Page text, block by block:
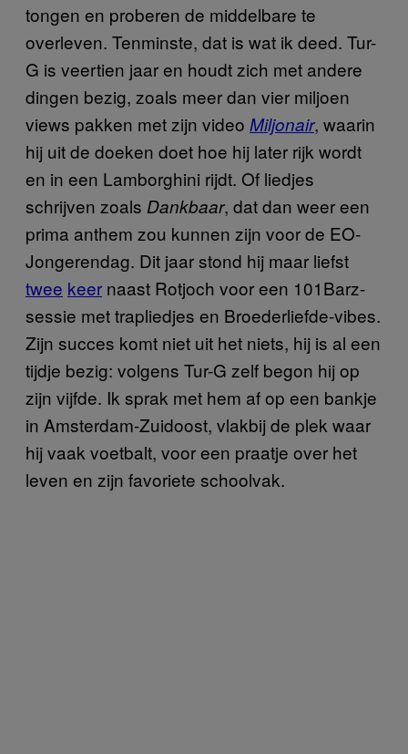
tongen en proberen de middelbare te
overleven. Tenminste, dat is wat ik deed. Tur-
G is veertien jaar en houdt zich met andere
dingen bezig, zoals meer dan vier miljoen
views pakken met zijn video Miljonair, waarin
hij uit de doeken doet hoe hij later rijk wordt
en in een Lamborghini rijdt. Of liedjes
schrijven zoals Dankbaar, dat dan weer een
prima anthem zou kunnen zijn voor de EO-
Jongerendag. Dit jaar stond hij maar liefst
twee keer naast Rotjoch voor een 101Barz-
sessie met trapliedjes en Broederliefde-vibes.
Zijn succes komt niet uit het niets, hij is al een
tijdje bezig: volgens Tur-G zelf begon hij op
zijn vijfde. Ik sprak met hem af op een bankje
in Amsterdam-Zuidoost, vlakbij de plek waar
hij vaak voetbalt, voor een praatje over het
leven en zijn favoriete schoolvak.